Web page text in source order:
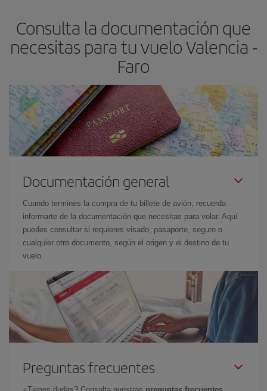
Consulta la documentación que
necesitas para tu vuelo Valencia -
Faro
Documentación general
Cuando termines la compra de tu billete de avión, recuerda
informarte de la documentación que necesitas para volar. Aquí
puedes consultar si requieres visado, pasaporte, seguro o
cualquier otro documento, según el origen y el destino de tu
vuelo.
Preguntas frecuentes